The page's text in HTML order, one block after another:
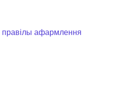
правілы афармлення